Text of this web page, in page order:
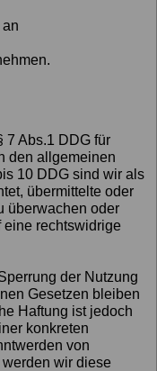
7 Abs.1 DDG für
den allgemeinen
10 DDG sind wir als
übermittelte oder
überwachen oder
eine rechtswidrige
der Nutzung
Gesetzen bleiben
Haftung ist jedoch
konkreten
von
wir diese